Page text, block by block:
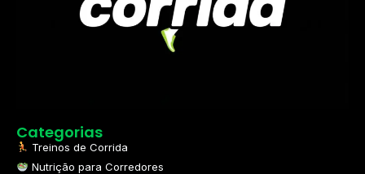
Categorias
Treinos de Corrida
Nutrição para Corredores